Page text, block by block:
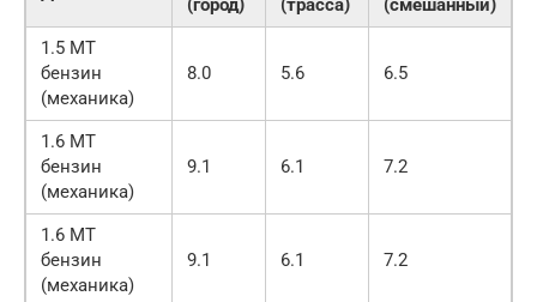
(город) (трасса)
(смешанный)
1.5 MT
бензин
(механика)
8.0 5.6 6.5
1.6 MT
бензин
(механика)
9.1 6.1 7.2
1.6 MT
бензин
(механика)
9.1 6.1 7.2